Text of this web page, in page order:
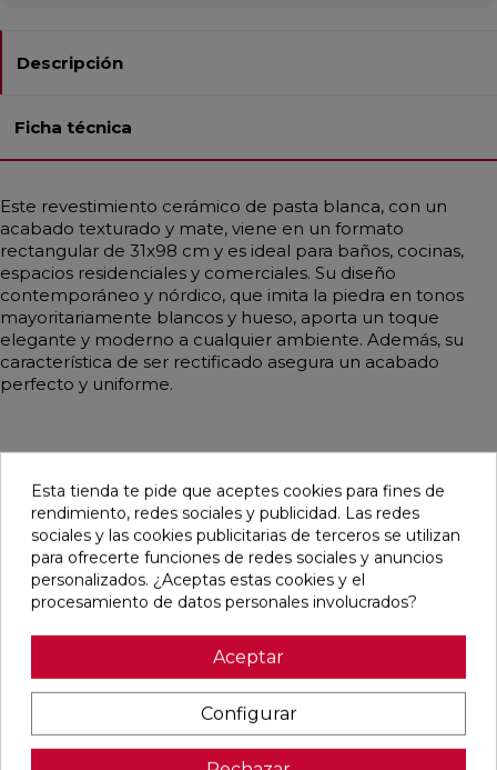
Descripción
Ficha técnica
Este revestimiento cerámico de pasta blanca, con un
acabado texturado y mate, viene en un formato
rectangular de 31x98 cm y es ideal para baños, cocinas,
espacios residenciales y comerciales. Su diseño
contemporáneo y nórdico, que imita la piedra en tonos
mayoritariamente blancos y hueso, aporta un toque
elegante y moderno a cualquier ambiente. Además, su
característica de ser rectificado asegura un acabado
perfecto y uniforme.
Pensamos que te puede interesar
SLIPSTOP
GREY MATE
94101004
favorite
WHITE MATE
31,6X100
RECTIFICADO
91080375
Colorker
favorite
KAWAII GREY
MATE
31,6X100
RECTIFICADO
Ref:
91080491
favorite
NATURAL
33,3X100
91118501ceràmica
Esta tienda te pide que aceptes cookies para fines de
rendimiento, redes sociales y publicidad. Las redes
sociales y las cookies publicitarias de terceros se utilizan
para ofrecerte funciones de redes sociales y anuncios
personalizados. ¿Aceptas estas cookies y el
procesamiento de datos personales involucrados?
Aceptar
Configurar